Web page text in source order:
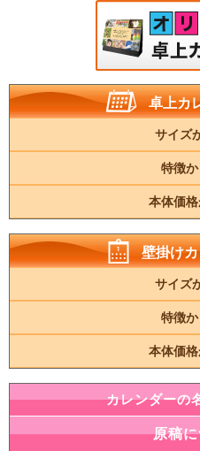
卓上カ
サイズ
特徴
本体価
壁掛け
サイズ
特徴
本体価
カレンダーの
原稿